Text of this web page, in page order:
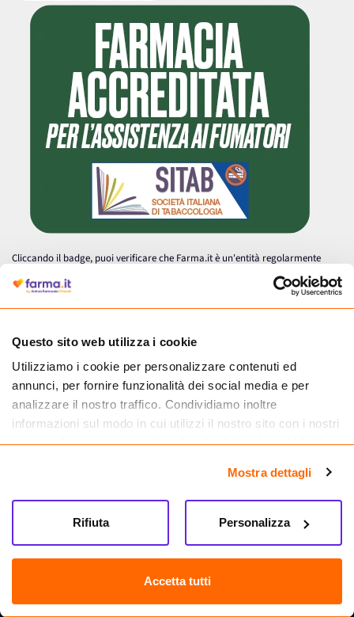
Questo sito web utilizza i cookie
Utilizziamo i cookie per personalizzare contenuti ed
annunci, per fornire funzionalità dei social media e per
analizzare il nostro traffico. Condividiamo inoltre
informazioni sul modo in cui utilizzi il nostro sito con i nostri
partner che si occupano di analisi dei dati web, pubblicità e
informazioni che hai fornito loro o che hanno raccolto dal
tuo utilizzo dei loro servizi.
Mostra dettagli
Accetta tutti
Personalizza
Rifiuta
Cliccando il badge, puoi verificare che Farma.it è un'entità regolarmente
autorizzata dal Ministero della Salute a effettuare la vendita online di
medicinali.
Farma.it S.a.s. P. IVA 07417261216 REA: NA-884088
CREDITS
Sede legale Via delle Repubbliche Marinare 128, 80147 Napoli